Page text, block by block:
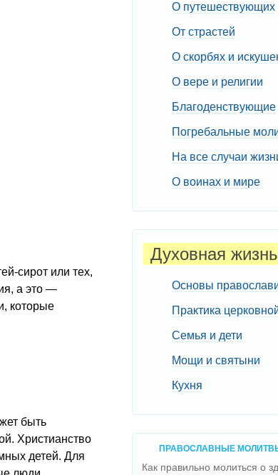
сирот или тех,
а это —
которые
быть
Христианство
детей. Для
О путешествующих
От страстей
О скорбях и
О вере и религии
Благоденствующие
Погребальные
На все случаи
О воинах и мире
Духовная жизнь
Основы
Практика
Семья и дети
Мощи и святыни
Кухня
ПРАВОСЛАВНЫЕ
Как правильно молиться о